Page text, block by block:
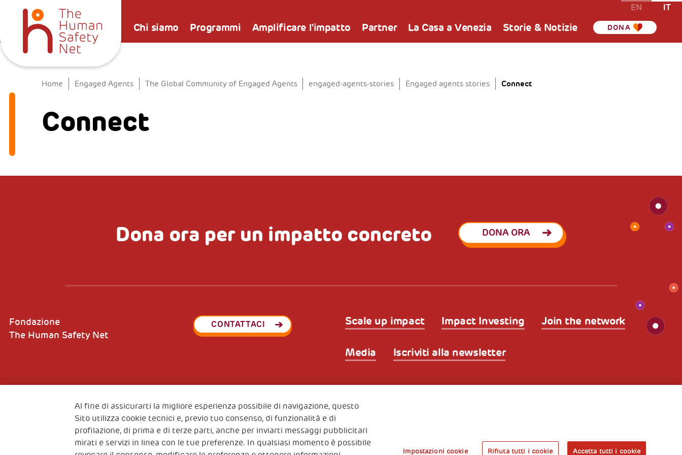
Chi siamo Programmi Amplificare l'impatto Partner La Casa a Venezia Storie & Notizie DONA
EN IT
Home Engaged Agents The Global Community of Engaged Agents engaged-agents-stories Engaged agents stories Connect
Connect
Dona ora per un impatto concreto DONA ORA
Scale up impact Impact Investing Join the network
Media Iscriviti alla newsletter
Fondazione
The Human Safety Net
CONTATTACI
VAT code 01372940328
Potential
Al fine di assicurarti la migliore esperienza possibile di navigazione, questo
Sito utilizza cookie tecnici e, previo tuo consenso, di funzionalità e di
profilazione, di prima e di terze parti, anche per inviarti messaggi pubblicitari
mirati e servizi in linea con le tue preferenze. In qualsiasi momento è possibile
Impostazioni cookie Rifiuta tutti i cookie Accetta tutti i cookie